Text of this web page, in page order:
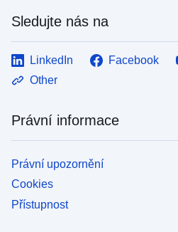
Sledujte nás na
LinkedIn Facebook
Other
Právní informace
Právní upozornění
Cookies
Přístupnost